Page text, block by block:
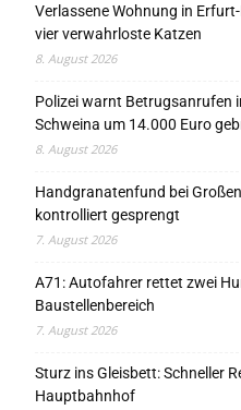
Verlassene Wohnung in
vier verwahrloste Katzen
8. August 2026
Polizei warnt Betrugsanrufen
Schweina um 14.000 Euro
8. August 2026
Handgranatenfund bei
kontrolliert gesprengt
7. August 2026
A71: Autofahrer rettet zwei
Baustellenbereich
7. August 2026
Sturz ins Gleisbett: Schneller
Hauptbahnhof